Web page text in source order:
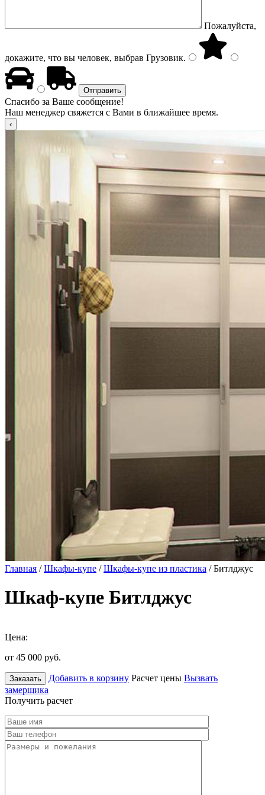
Пожалуйста,
докажите, что вы человек, выбрав Грузовик.
Спасибо за Ваше сообщение!
Наш менеджер свяжется с Вами в ближайшее время.
Главная /Шкафы-купе /Шкафы-купе из пластика / Битлджус
Шкаф-купе Битлджус
Цена:
от 45 000 руб.
Заказать Добавить в корзину Расчет цены Вызвать
замерщика
Получить расчет